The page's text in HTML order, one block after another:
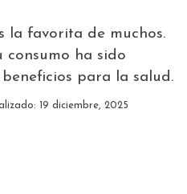
la favorita de muchos.
consumo ha sido
para la salud.
19 diciembre, 2025